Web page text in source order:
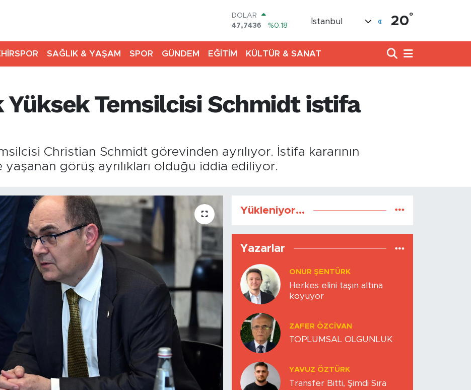
DOLAR
47,7436
%0.18
STERLİN
64,4811
%0.38
BİST100
13.773
%-19
İstanbul 20°
SAĞLIK & YAŞAM SPOR GÜNDEM EĞİTİM KÜLTÜR & SANAT
Yüksek Temsilcisi Schmidt istifa
Christian Schmidt görevinden ayrılıyor. İstifa kararının
görüş ayrılıkları olduğu iddia ediliyor.
Yükleniyor...
Yazarlar
ONUR ŞENTÜRK
Herkes elini taşın altına
koyuyor
ZAFER ÖZCIVAN
TOPLUMSAL OLGUNLUK
YAVUZ ÖZTÜRK
Transfer Bitti, Şimdi Sıra